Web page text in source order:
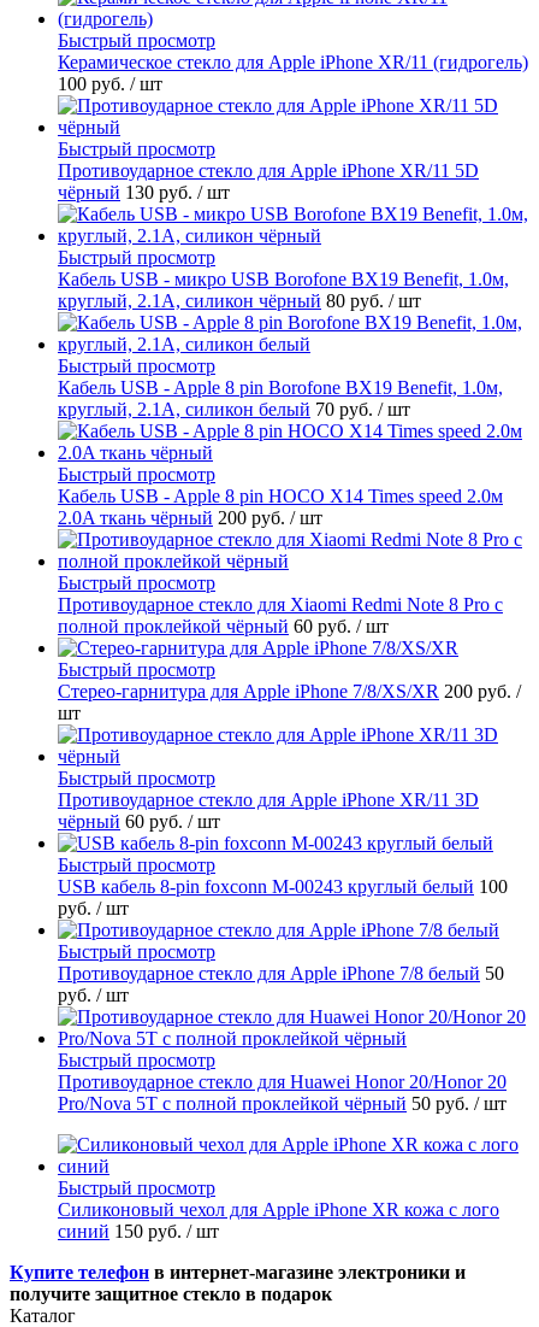
Быстрый просмотр
Керамическое стекло для Apple iPhone XR/11 (гидрогель)
100 руб. / шт
Быстрый просмотр
Противоударное стекло для Apple iPhone XR/11 5D
чёрный 130 руб. / шт
Быстрый просмотр
Кабель USB - микро USB Borofone BX19 Benefit, 1.0м,
круглый, 2.1A, силикон чёрный 80 руб. / шт
Быстрый просмотр
Кабель USB - Apple 8 pin Borofone BX19 Benefit, 1.0м,
круглый, 2.1A, силикон белый 70 руб. / шт
Быстрый просмотр
Кабель USB - Apple 8 pin HOCO X14 Times speed 2.0м
2.0A ткань чёрный 200 руб. / шт
Быстрый просмотр
Противоударное стекло для Xiaomi Redmi Note 8 Pro с
полной проклейкой чёрный 60 руб. / шт
Быстрый просмотр
Стерео-гарнитура для Apple iPhone 7/8/XS/XR 200 руб. /
шт
Быстрый просмотр
Противоударное стекло для Apple iPhone XR/11 3D
чёрный 60 руб. / шт
Быстрый просмотр
USB кабель 8-pin foxconn M-00243 круглый белый 100
руб. / шт
Быстрый просмотр
Противоударное стекло для Apple iPhone 7/8 белый 50
руб. / шт
Быстрый просмотр
Противоударное стекло для Huawei Honor 20/Honor 20
Pro/Nova 5T с полной проклейкой чёрный 50 руб. / шт
Быстрый просмотр
Силиконовый чехол для Apple iPhone XR кожа с лого
синий 150 руб. / шт
Купите телефон в интернет-магазине электроники и
получите защитное стекло в подарок
Каталог